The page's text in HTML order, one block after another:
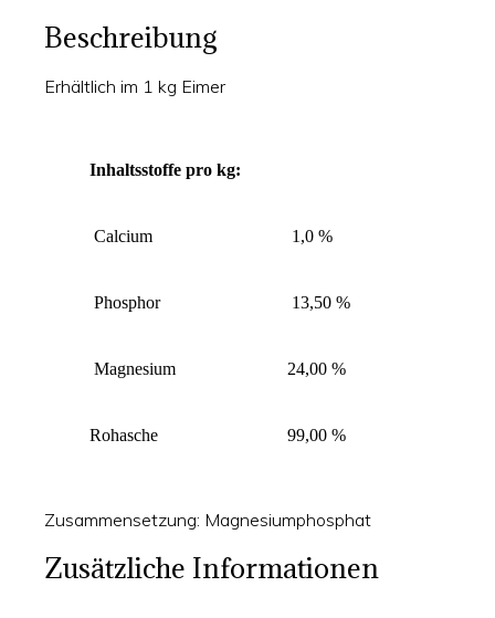
Beschreibung
Erhältlich im 1 kg Eimer
Inhaltsstoffe pro kg:
Calcium 1,0 %
Phosphor 13,50 %
Magnesium 24,00 %
Rohasche 99,00 %
Zusammensetzung: Magnesiumphosphat
Zusätzliche Informationen